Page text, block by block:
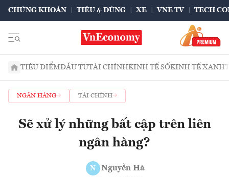
CHỨNG KHOÁN TIÊU & DÙNG XE VNE TV TECH
TIÊU ĐIỂMĐẦU TƯTÀI CHÍNHKINH TẾ SỐKINH TẾ XANH
NGÂN HÀNG TÀI CHÍNH
Sẽ xử lý những bất cập trên liên
ngân hàng?
N Nguyễn Hà